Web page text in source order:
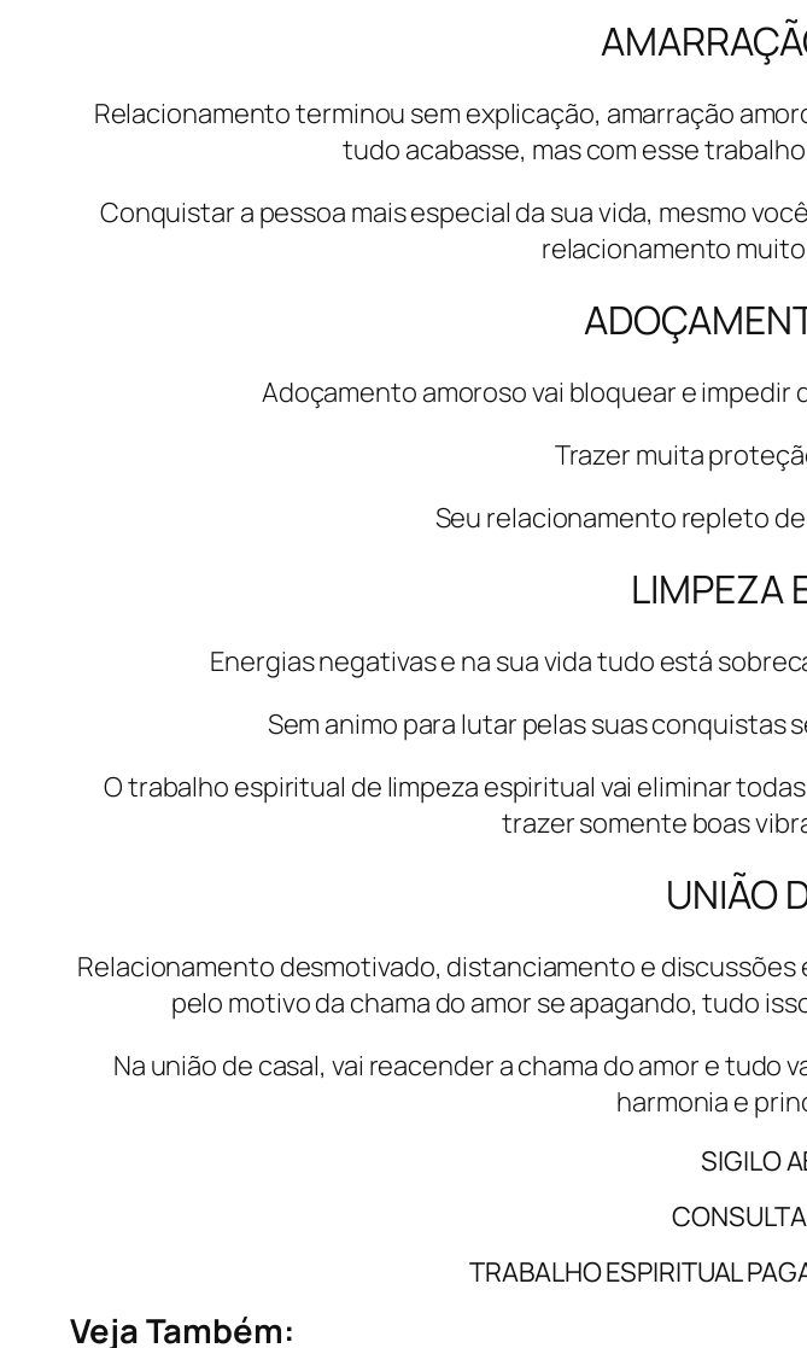
Relacionamento terminou sem explicação, amarração
tudo acabasse, mas com esse
Conquistar a pessoa mais especial da sua vida, mesmo
relacionamento
Adoçamento amoroso vai bloquear e
Trazer muita
Seu relacionamento repleto
LIMPEZA
Energias negativas e na sua vida tudo está
Sem animo para lutar pelas suas conquistas
O trabalho espiritual de limpeza espiritual vai eliminar
trazer somente boas
UNIÃO
Relacionamento desmotivado, distanciamento e
pelo motivo da chama do amor se apagando, tudo
Na união de casal, vai reacender a chama do amor e
harmonia e
SIGILO
TRABALHO ESPIRITUAL
Veja Também: